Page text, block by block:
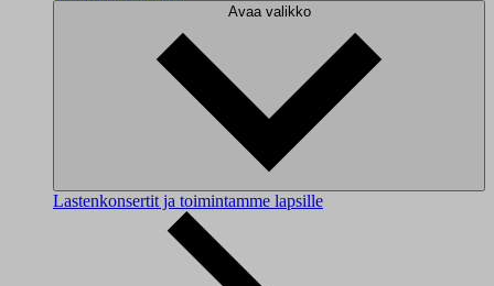
Avaa valikko
Lastenkonsertit ja toimintamme lapsille